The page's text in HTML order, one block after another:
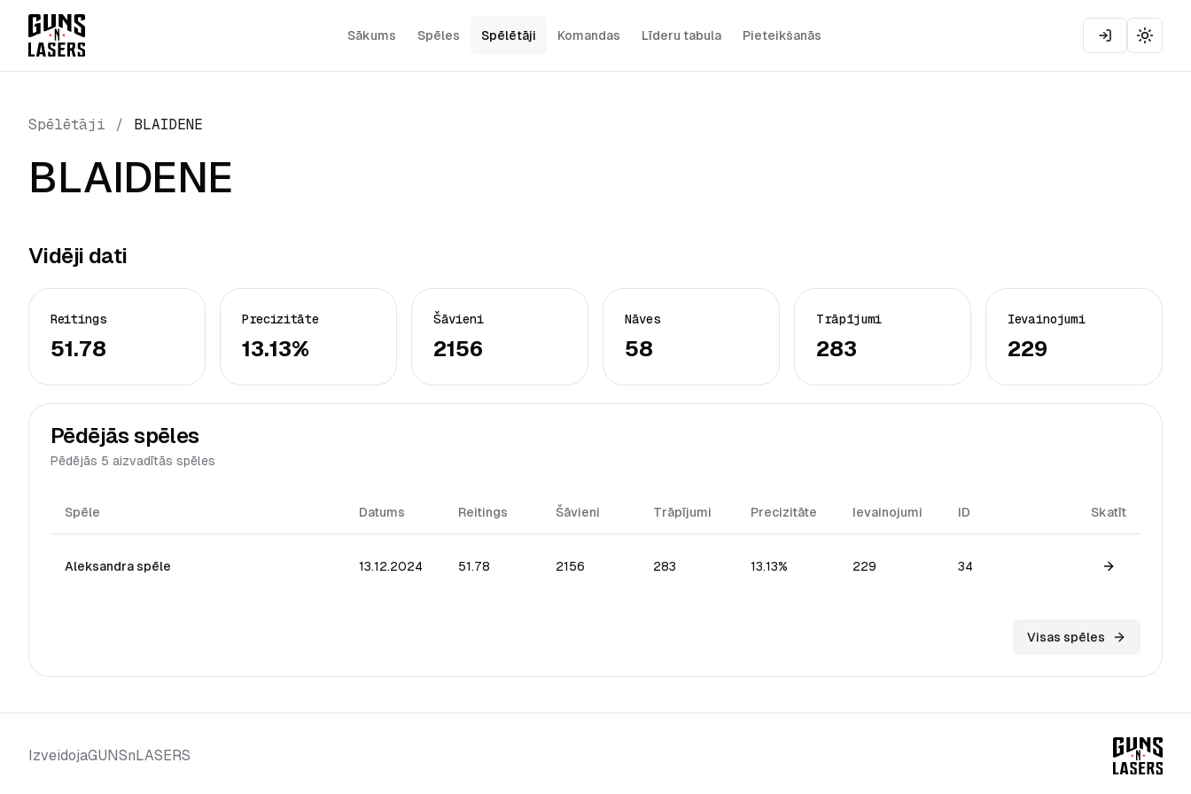
Sākums Spēles Spēlētāji Komandas Līderu tabula Pieteikšanās
Toggle
Spēlētāji / BLAIDENE
BLAIDENE
Vidēji dati
Reitings
51.78
Precizitāte
13.13%
Šāvieni
2156
Nāves
58
Trāpījumi
283
Ievainojumi
229
Pēdējās spēles
Pēdējās 5 aizvadītās spēles
Spēle Datums Reitings Šāvieni Trāpījumi Precizitāte Ievainojumi ID Skatīt
Aleksandra spēle 13.12.2024 51.78 2156 283 13.13% 229 34
View game
Visas spēles
IzveidojaGUNSnLASERS